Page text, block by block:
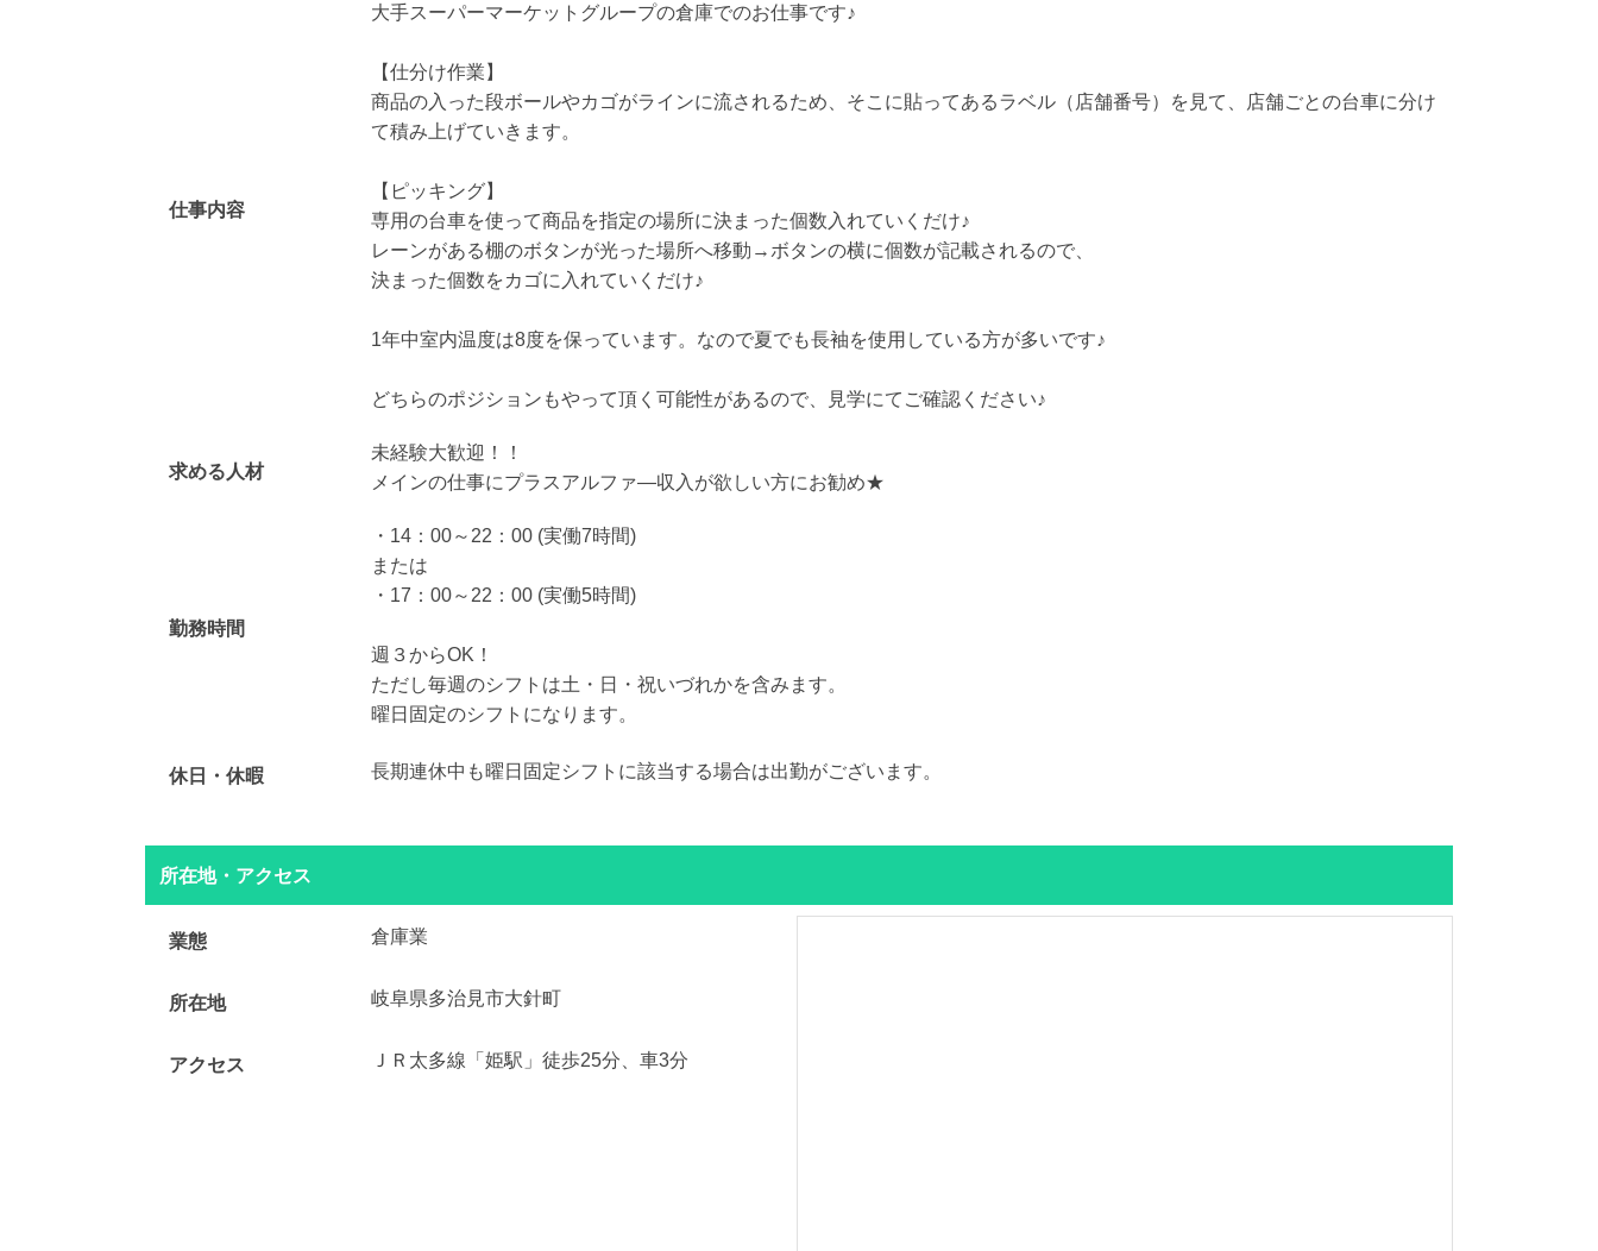
仕事内容
大手スーパーマーケットグループの倉庫でのお仕事です♪
【仕分け作業】
商品の入った段ボールやカゴがラインに流されるため、そこに貼ってあるラベル（店舗番号）を見て、店舗ごとの台車に分け
て積み上げていきます。
【ピッキング】
専用の台車を使って商品を指定の場所に決まった個数入れていくだけ♪
レーンがある棚のボタンが光った場所へ移動→ボタンの横に個数が記載されるので、
決まった個数をカゴに入れていくだけ♪
1年中室内温度は8度を保っています。なので夏でも長袖を使用している方が多いです♪
どちらのポジションもやって頂く可能性があるので、見学にてご確認ください♪
求める人材
未経験大歓迎！！
メインの仕事にプラスアルファ―収入が欲しい方にお勧め★
勤務時間
・14：00～22：00 (実働7時間)
または
・17：00～22：00 (実働5時間)
週３からOK！
ただし毎週のシフトは土・日・祝いづれかを含みます。
曜日固定のシフトになります。
休日・休暇 長期連休中も曜日固定シフトに該当する場合は出勤がございます。
所在地・アクセス
業態 倉庫業
所在地 岐阜県多治見市大針町
アクセス ＪＲ太多線「姫駅」徒歩25分、車3分